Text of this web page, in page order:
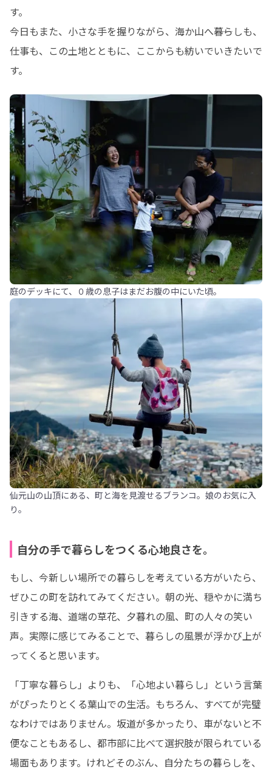
す。
今日もまた、小さな手を握りながら、海か山へ――暮らしも、
仕事も、この土地とともに、ここからも紡いでいきたいで
す。
庭のデッキにて、０歳の息子はまだお腹の中にいた頃。
仙元山の山頂にある、町と海を見渡せるブランコ。娘のお気に入
り。
自分の手で暮らしをつくる心地良さを。
もし、今新しい場所での暮らしを考えている方がいたら、
ぜひこの町を訪れてみてください。朝の光、穏やかに満ち
引きする海、道端の草花、夕暮れの風、町の人々の笑い
声。実際に感じてみることで、暮らしの風景が浮かび上が
ってくると思います。
「丁寧な暮らし」よりも、「心地よい暮らし」という言葉
がぴったりとくる葉山での生活。もちろん、すべてが完璧
なわけではありません。坂道が多かったり、車がないと不
便なこともあるし、都市部に比べて選択肢が限られている
場面もあります。けれどそのぶん、自分たちの暮らしを、